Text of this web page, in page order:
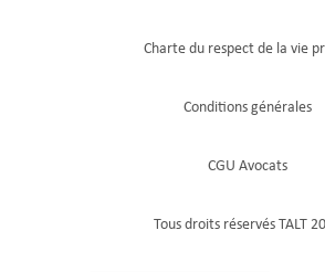
Charte du respect de la vie
Conditions générales
CGU Avocats
Tous droits réservés TALT